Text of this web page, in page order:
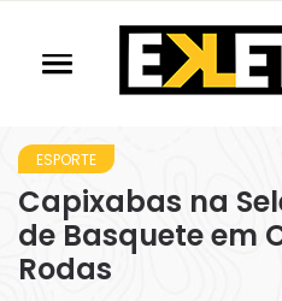
ESPORTE
Capixabas na
de Basquete em
Rodas